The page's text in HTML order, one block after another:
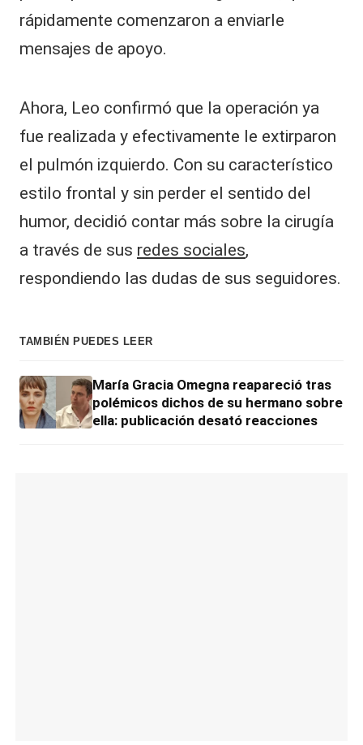
rápidamente comenzaron a enviarle
mensajes de apoyo.
Ahora, Leo confirmó que la operación ya
fue realizada y efectivamente le extirparon
el pulmón izquierdo. Con su característico
estilo frontal y sin perder el sentido del
humor, decidió contar más sobre la cirugía
a través de sus redes sociales,
respondiendo las dudas de sus seguidores.
TAMBIÉN PUEDES LEER
María Gracia Omegna reapareció tras
polémicos dichos de su hermano sobre
ella: publicación desató reacciones